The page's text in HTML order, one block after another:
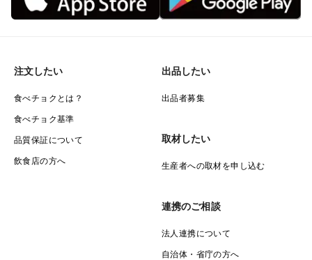
注文したい
食べチョクとは？
食べチョク基準
品質保証について
飲食店の方へ
出品したい
出品者募集
取材したい
生産者への取材を申し込む
連携のご相談
法人連携について
自治体・省庁の方へ